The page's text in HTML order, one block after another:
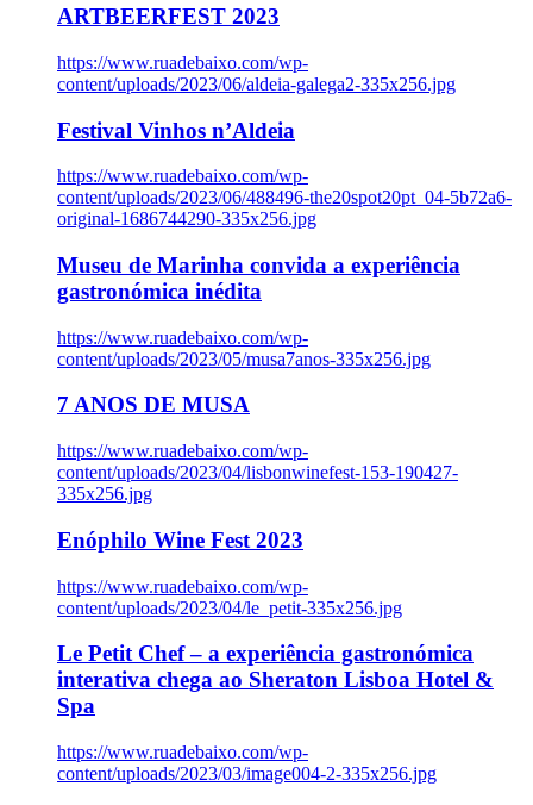
ARTBEERFEST 2023
https://www.ruadebaixo.com/wp-
content/uploads/2023/06/aldeia-galega2-335x256.jpg
Festival Vinhos n’Aldeia
https://www.ruadebaixo.com/wp-
content/uploads/2023/06/488496-the20spot20pt_04-5b72a6-
original-1686744290-335x256.jpg
Museu de Marinha convida a experiência
gastronómica inédita
https://www.ruadebaixo.com/wp-
content/uploads/2023/05/musa7anos-335x256.jpg
7 ANOS DE MUSA
https://www.ruadebaixo.com/wp-
content/uploads/2023/04/lisbonwinefest-153-190427-
335x256.jpg
Enóphilo Wine Fest 2023
https://www.ruadebaixo.com/wp-
content/uploads/2023/04/le_petit-335x256.jpg
Le Petit Chef – a experiência gastronómica
interativa chega ao Sheraton Lisboa Hotel &
Spa
https://www.ruadebaixo.com/wp-
content/uploads/2023/03/image004-2-335x256.jpg